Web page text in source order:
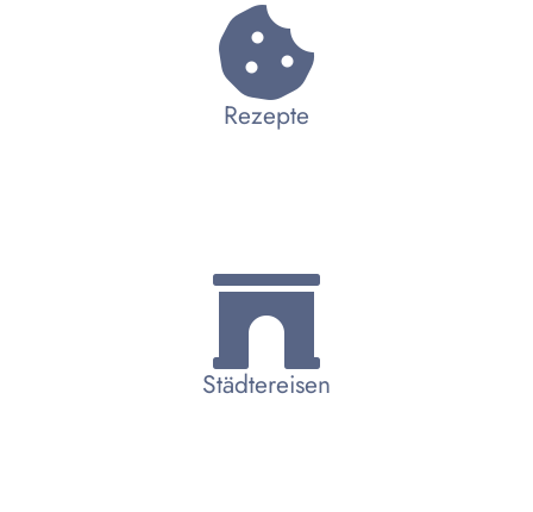
Rezepte
Städtereisen